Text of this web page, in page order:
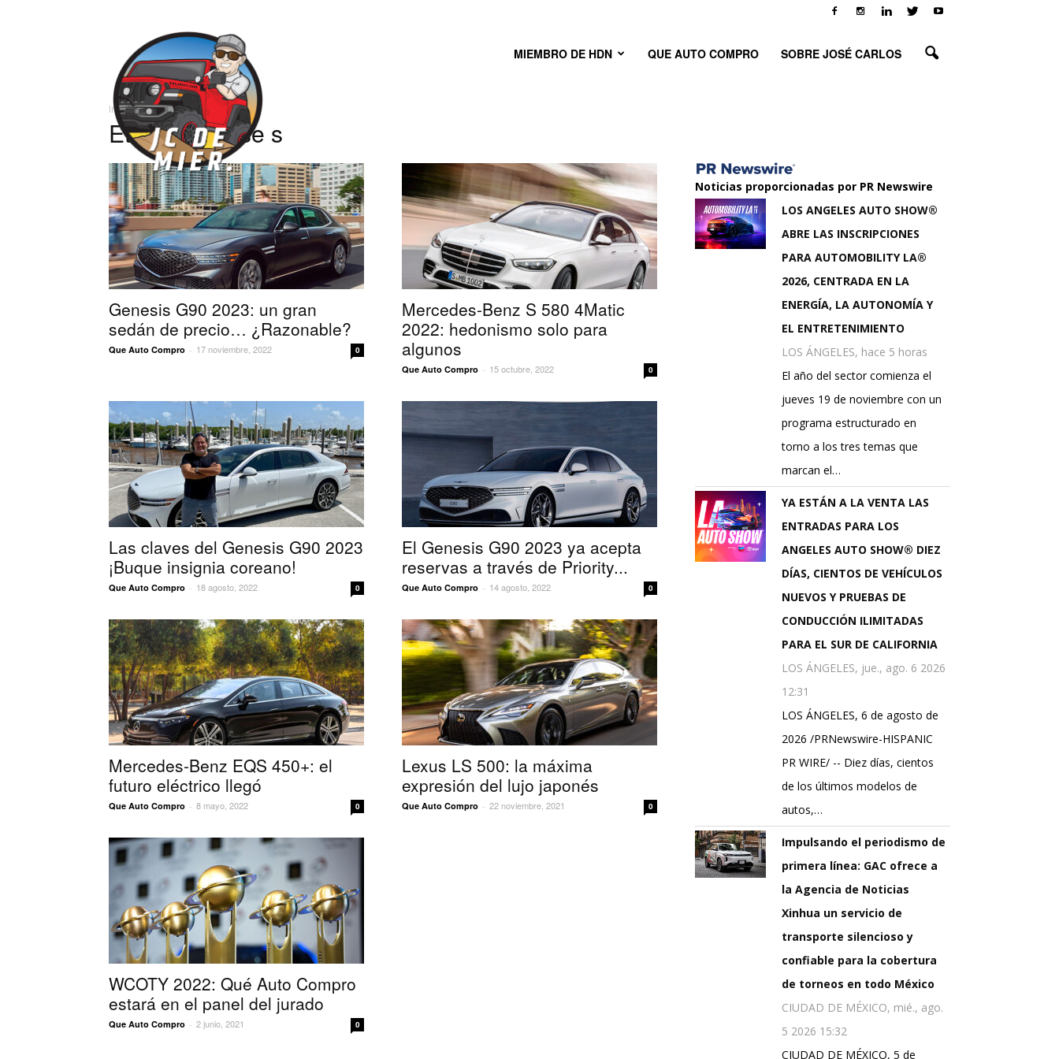
Carlos
MIEMBRO DE HDN QUE AUTO COMPRO SOBRE JOSÉ CARLOS
Inicio Etiquetas Clase s
Etiqueta: clase s
Genesis G90 2023: un gran
sedán de precio… ¿Razonable?
Que Auto Compro - 17 noviembre, 2022 0
Mercedes-Benz S 580 4Matic
2022: hedonismo solo para
algunos
Que Auto Compro - 15 octubre, 2022 0
Las claves del Genesis G90 2023
¡Buque insignia coreano!
Que Auto Compro - 18 agosto, 2022 0
El Genesis G90 2023 ya acepta
reservas a través de Priority...
Que Auto Compro - 14 agosto, 2022 0
Mercedes-Benz EQS 450+: el
futuro eléctrico llegó
Que Auto Compro - 8 mayo, 2022 0
Lexus LS 500: la máxima
expresión del lujo japonés
Que Auto Compro - 22 noviembre, 2021 0
WCOTY 2022: Qué Auto Compro
estará en el panel del jurado
Que Auto Compro - 2 junio, 2021 0
Noticias proporcionadas por PR Newswire
LOS ANGELES AUTO SHOW®
ABRE LAS INSCRIPCIONES
PARA AUTOMOBILITY LA®
2026, CENTRADA EN LA
ENERGÍA, LA AUTONOMÍA Y
EL ENTRETENIMIENTO
LOS ÁNGELES, hace 5 horas
El año del sector comienza el
jueves 19 de noviembre con un
programa estructurado en
torno a los tres temas que
marcan el…
YA ESTÁN A LA VENTA LAS
ENTRADAS PARA LOS
ANGELES AUTO SHOW® DIEZ
DÍAS, CIENTOS DE VEHÍCULOS
NUEVOS Y PRUEBAS DE
CONDUCCIÓN ILIMITADAS
PARA EL SUR DE CALIFORNIA
LOS ÁNGELES, jue., ago. 6 2026
12:31
LOS ÁNGELES, 6 de agosto de
2026 /PRNewswire-HISPANIC
PR WIRE/ -- Diez días, cientos
de los últimos modelos de
autos,…
Impulsando el periodismo de
primera línea: GAC ofrece a
la Agencia de Noticias
Xinhua un servicio de
transporte silencioso y
confiable para la cobertura
de torneos en todo México
CIUDAD DE MÉXICO, mié., ago.
5 2026 15:32
CIUDAD DE MÉXICO, 5 de